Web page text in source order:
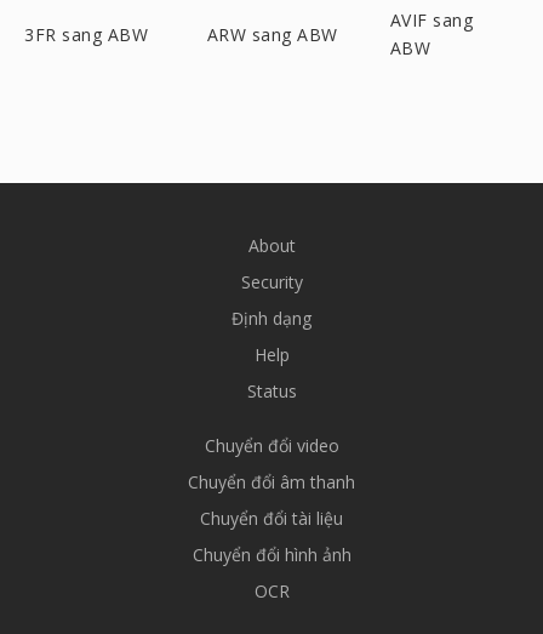
3FR sang ABW ARW sang ABW
AVIF sang
ABW
About
Security
Định dạng
Help
Status
Chuyển đổi video
Chuyển đổi âm thanh
Chuyển đổi tài liệu
Chuyển đổi hình ảnh
OCR